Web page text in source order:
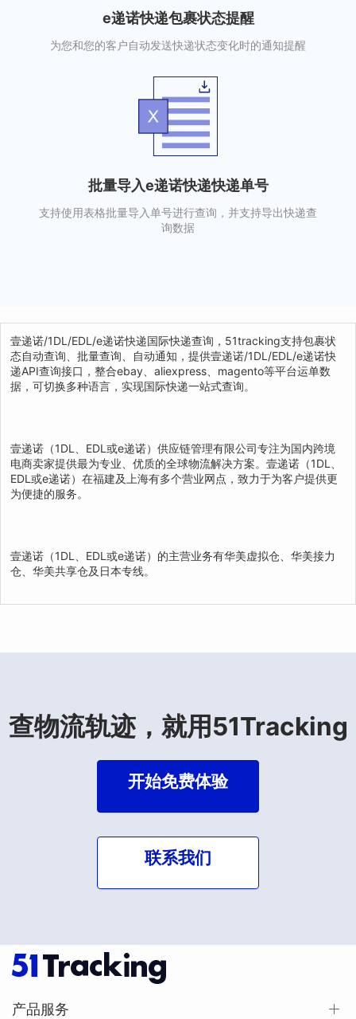
e递诺快递包裹状态提醒
为您和您的客户自动发送快递状态变化时的通知提醒
批量导入e递诺快递快递单号
支持使用表格批量导入单号进行查询，并支持导出快递查
询数据
壹递诺/1DL/EDL/e递诺快递国际快递查询，51tracking支持包裹状
态自动查询、批量查询、自动通知，提供壹递诺/1DL/EDL/e递诺快
递API查询接口，整合ebay、aliexpress、magento等平台运单数
据，可切换多种语言，实现国际快递一站式查询。
壹递诺（1DL、EDL或e递诺）供应链管理有限公司专注为国内跨境
电商卖家提供最为专业、优质的全球物流解决方案。壹递诺（1DL、
EDL或e递诺）在福建及上海有多个营业网点，致力于为客户提供更
为便捷的服务。
壹递诺（1DL、EDL或e递诺）的主营业务有华美虚拟仓、华美接力
仓、华美共享仓及日本专线。
查物流轨迹，就用51Tracking
开始免费体验
联系我们
产品服务